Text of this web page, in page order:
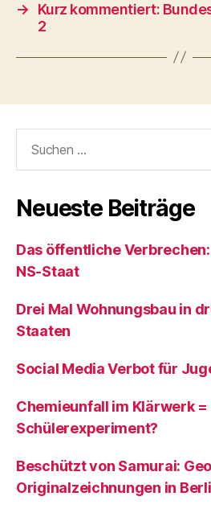
→
Kurz kommentiert:
2
nach:
Neueste Beiträge
Das öffentliche
NS-Staat
Drei Mal Wohnungsbau in
Staaten
Social Media Verbot für
Chemieunfall im Klärwerk
Schülerexperiment?
Beschützt von Samurai:
Originalzeichnungen in